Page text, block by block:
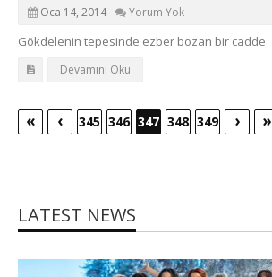
Oca 14, 2014 Yorum Yok
Gökdelenin tepesinde ezber bozan bir cadde
Devamını Oku
« ‹ 345 346 347 348 349 › »
LATEST NEWS